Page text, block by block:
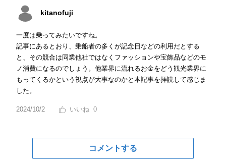
kitanofuji
一度は乗ってみたいですね。
記事にあるとおり、乗船者の多くが記念日などの利用だとする
と、その競合は同業他社ではなくファッションや宝飾品などのモ
ノ消費になるのでしょう。他業界に流れるお金をどう観光業界に
もってくるかという視点が大事なのかと本記事を拝読して感じま
した。
2024/10/2 0
コメントする